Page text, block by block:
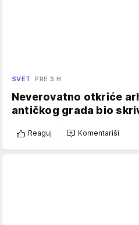
SVET PRE 3 H
Neverovatno otkriće
antičkog grada bio
Reaguj Komentariši